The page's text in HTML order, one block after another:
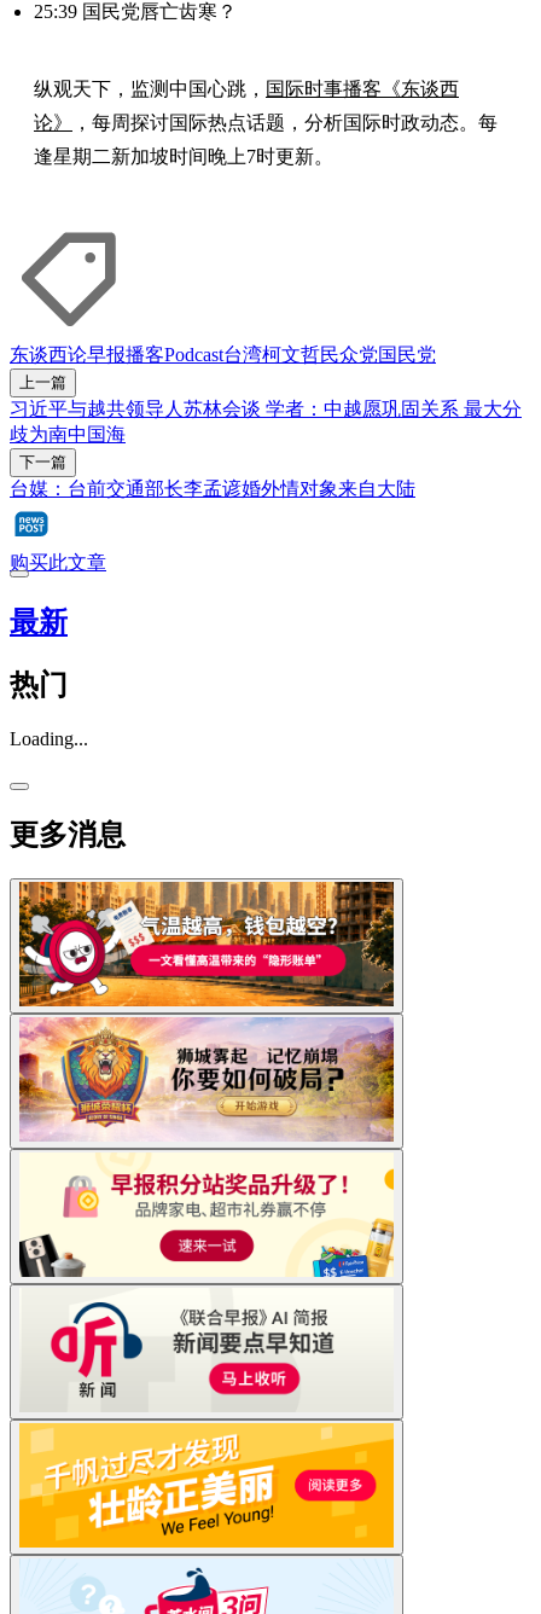
25:39 国民党唇亡齿寒？
纵观天下，监测中国心跳， 国际时事播客《东谈西
论》
，每周探讨国际热点话题，分析国际时政动态。每
逢星期二新加坡时间晚上7时更新。
东谈西论早报播客Podcast台湾柯文哲民众党国民党
上一篇
习近平与越共领导人苏林会谈 学者：中越愿巩固关系 最大分
歧为南中国海
下一篇
台媒：台前交通部长李孟谚婚外情对象来自大陆
购买此文章
最新
热门
Loading...
更多消息